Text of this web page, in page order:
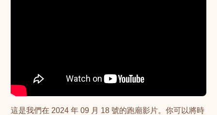
這是我們在 2024 年 09 月 18 號的跑廟影片。你可以將時